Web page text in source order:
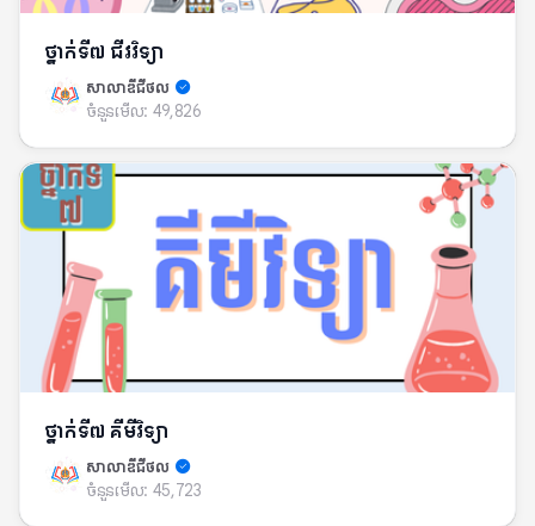
ថ្នាក់ទី៧ ជីវវិទ្យា
សាលាឌីជីថល
ចំនួនមើល: 49,826
ថ្នាក់ទី៧ គីមីវិទ្យា
សាលាឌីជីថល
ចំនួនមើល: 45,723